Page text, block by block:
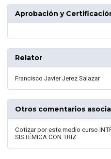
Aprobación y
Relator
Francisco Javier Jerez Salazar
Otros comentarios
Cotizar por este medio curso
SISTÉMICA CON TRIZ